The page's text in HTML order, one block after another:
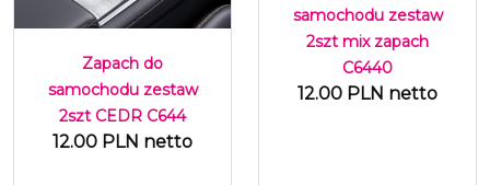
Zapach do
samochodu zestaw
2szt CEDR C644
12.00 PLN netto
samochodu zestaw
2szt mix zapach
C6440
12.00 PLN netto